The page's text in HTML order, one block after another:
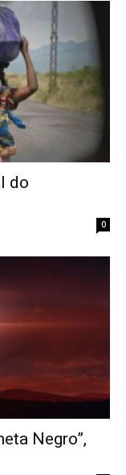
do
0
Negro”,